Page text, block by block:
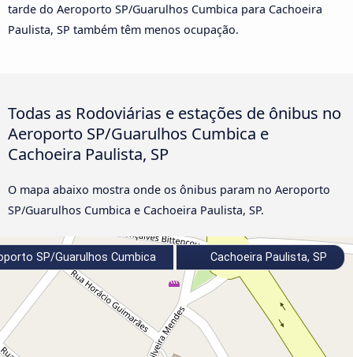
tarde do Aeroporto SP/Guarulhos Cumbica para Cachoeira
Paulista, SP também têm menos ocupação.
Todas as Rodoviárias e estações de ônibus no
Aeroporto SP/Guarulhos Cumbica e
Cachoeira Paulista, SP
O mapa abaixo mostra onde os ônibus param no Aeroporto
SP/Guarulhos Cumbica e Cachoeira Paulista, SP.
SP/Guarulhos Cumbica Cachoeira Paulista, SP